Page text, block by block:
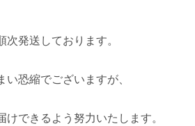
次発送しております。
恐縮でございますが、
できるよう努力いたします。